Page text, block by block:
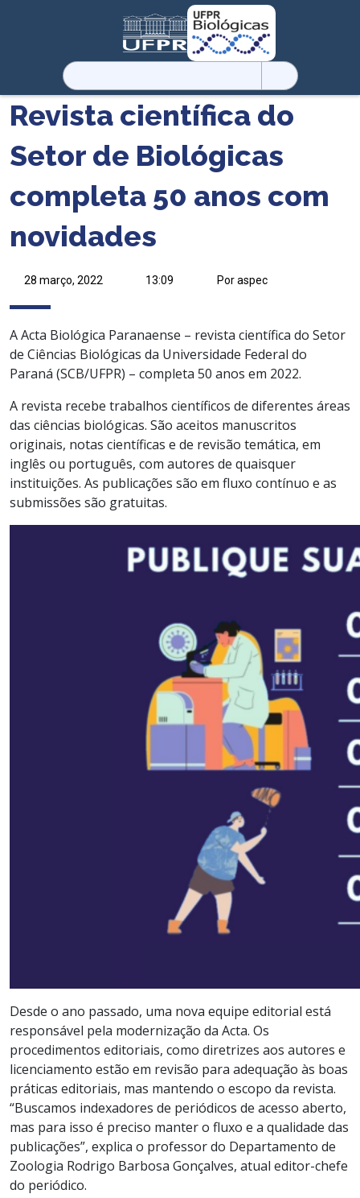
Pesquisar
por:
Revista científica do
Setor de Biológicas
completa 50 anos com
novidades
28 março, 2022 13:09 Por aspec
A Acta Biológica Paranaense – revista científica do Setor
de Ciências Biológicas da Universidade Federal do
Paraná (SCB/UFPR) – completa 50 anos em 2022.
A revista recebe trabalhos científicos de diferentes áreas
das ciências biológicas. São aceitos manuscritos
originais, notas científicas e de revisão temática, em
inglês ou português, com autores de quaisquer
instituições. As publicações são em fluxo contínuo e as
submissões são gratuitas.
Desde o ano passado, uma nova equipe editorial está
responsável pela modernização da Acta. Os
procedimentos editoriais, como diretrizes aos autores e
licenciamento estão em revisão para adequação às boas
práticas editoriais, mas mantendo o escopo da revista.
“Buscamos indexadores de periódicos de acesso aberto,
mas para isso é preciso manter o fluxo e a qualidade das
publicações”, explica o professor do Departamento de
Zoologia Rodrigo Barbosa Gonçalves, atual editor-chefe
do periódico.